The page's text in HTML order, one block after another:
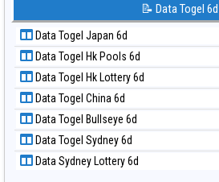
📝 Pola Dasar Taiwan
Data Togel Kuda Lari
Data Togel Magnum Cambodia
Data Togel Nagoya
Data Togel North Carolina Day
Data Togel Pcso
Data Togel Sao Paulo
Data Togel Singapore
Data Togel Sydney
📝 Data Togel 6d
Data Togel Japan 6d
Data Togel Hk Pools 6d
Data Togel Hk Lottery 6d
Data Togel China 6d
Data Togel Bullseye 6d
Data Togel Sydney 6d
Data Sydney Lottery 6d